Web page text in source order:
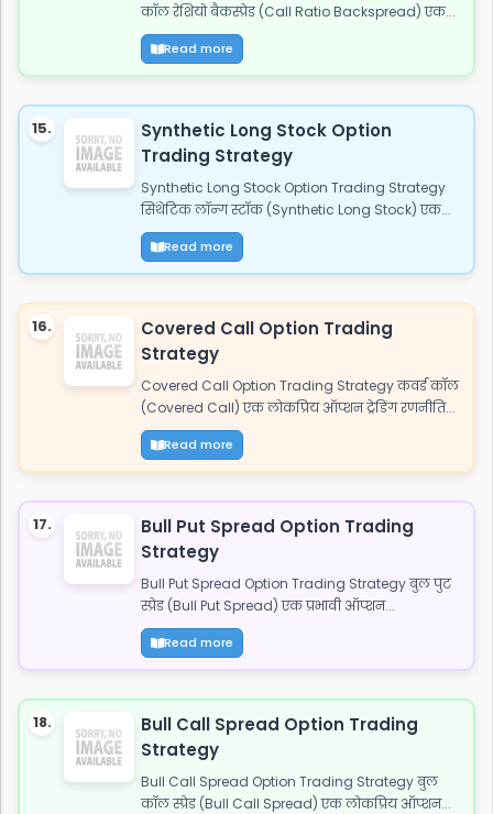
कॉल रेशियो बैकस्प्रेड (Call Ratio Backspread) एक...
Read more
15.
Synthetic Long Stock Option
Trading Strategy
Synthetic Long Stock Option Trading Strategy
सिंथेटिक लॉन्ग स्टॉक (Synthetic Long Stock) एक...
Read more
16.
Covered Call Option Trading
Strategy
Covered Call Option Trading Strategy कवर्ड कॉल
(Covered Call) एक लोकप्रिय ऑप्शन ट्रेडिंग रणनीति...
Read more
17.
Bull Put Spread Option Trading
Strategy
Bull Put Spread Option Trading Strategy बुल पुट
स्प्रेड (Bull Put Spread) एक प्रभावी ऑप्शन...
Read more
18.
Bull Call Spread Option Trading
Strategy
Bull Call Spread Option Trading Strategy बुल
कॉल स्प्रेड (Bull Call Spread) एक लोकप्रिय ऑप्शन...